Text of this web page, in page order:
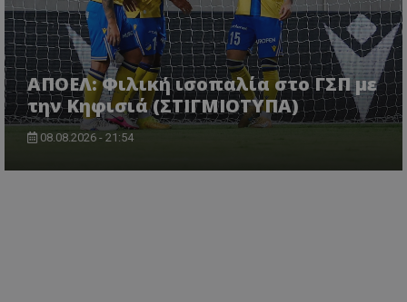
ΑΠΟΕΛ: Φιλική ισοπαλία στο ΓΣΠ με
την Κηφισιά (ΣΤΙΓΜΙΟΤΥΠΑ)
08.08.2026 - 21:54